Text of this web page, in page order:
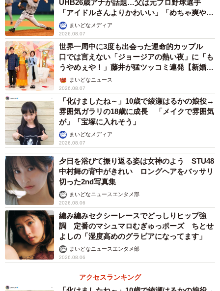
りました」
3/7
満員御礼『東京逃避行』舞台挨拶での一コマ（撮影：石井隼人）
歌舞伎町で涙止まらず
飛鳥から「ここから逃げよう！」と手を引かれる劇中シー
ンでは、本番前から涙が溢れて止まらなかったという。
「秋葉恋監督からは『笑って欲しい』という演出があった
笑顔になっています」と照れながら「歌舞伎町で虚勢を張
UHB26歳アナが話題…父は元プロ野球選手
「アイドルさんよりかわいい」「めちゃ爽や
か」まいどなメディア
2026.08.07
世界一周中に3度も出会った運命的カップル
口では言えない「ジョージアの熱い夜」に「も
うやめぇや！」藤井が猛ツッコミ連発【新婚さ
ん】まいどなニュース
2026.08.07
「化けましたね～」10歳で綾瀬はるかの娘役→
雰囲気ガラリの18歳に成長 「メイクで雰囲気
が」「宝塚に入れそう」
まいどなメディア
2026.08.07
夕日を浴びて振り返る姿は女神のよう STU48
中村舞の背中がきれい ロングヘアをバッサリ
切った2nd写真集
まいどなニュースエンタメ部
2026.08.06
編み編みセクシーレースでどっしりヒップ強
調 定番のマシュマロむぎゅっポーズ ちとせ
よしの「湿度高めのグラビアになってます」
まいどなニュースエンタメ部
2026.08.06
アクセスランキング